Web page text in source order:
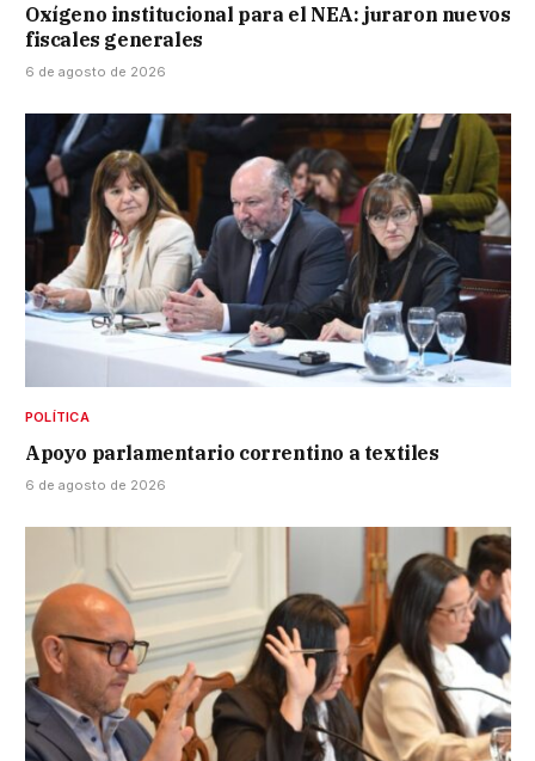
Oxígeno institucional para el NEA: juraron nuevos
fiscales generales
6 de agosto de 2026
POLÍTICA
Apoyo parlamentario correntino a textiles
6 de agosto de 2026